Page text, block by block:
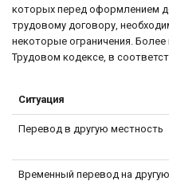
которых перед оформлением
трудовому договору,
некоторые ограничения.
Трудовом кодексе, в
Ситуация
Перевод в другую местность
Временный перевод на